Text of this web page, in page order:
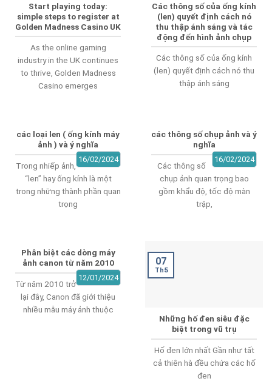
Start playing today:
simple steps to register at
Golden Madness Casino UK
As the online gaming
industry in the UK continues
to thrive, Golden Madness
Casino emerges
Các thông số của ống kính
(len) quyết định cách nó
thu thập ánh sáng và tác
động đến hình ảnh chụp
Các thông số của ống kính
(len) quyết định cách nó thu
thập ánh sáng
các loại len ( ống kính máy
ảnh ) và ý nghĩa
16/02/2024
Trong nhiếp ảnh,
“len” hay ống kính là một
trong những thành phần quan
trọng
các thông số chụp ảnh và ý
nghĩa
16/02/2024
Các thông số
chụp ảnh quan trọng bao
gồm khẩu độ, tốc độ màn
trập,
Phân biệt các dòng máy
ảnh canon từ năm 2010
12/01/2024
Từ năm 2010 trở
lại đây, Canon đã giới thiệu
nhiều mẫu máy ảnh thuộc
Những hố đen siêu đặc
biệt trong vũ trụ
Hố đen lớn nhất Gần như tất
cả thiên hà đều chứa các hố
đen
07
Th5